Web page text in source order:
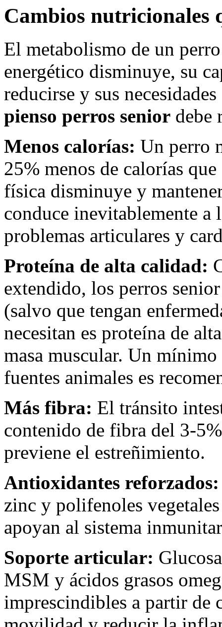
Cambios nutricionales
El metabolismo de un
energético disminuye, su
reducirse y sus
pienso perros senior debe
Menos calorías: Un perro
25% menos de calorías
física disminuye y
conduce inevitablemente a
problemas articulares y
Proteína de alta calidad:
extendido, los perros
(salvo que tengan
necesitan es proteína de
masa muscular. Un
fuentes animales es
Más fibra: El tránsito
contenido de fibra del 3-
previene el estreñimiento.
Antioxidantes reforzados:
zinc y polifenoles
apoyan al sistema
Soporte articular:
MSM y ácidos grasos
imprescindibles a partir de